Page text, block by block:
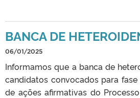
BANCA DE
06/01/2025
Informamos que a banca de
candidatos convocados para
de ações afirmativas do